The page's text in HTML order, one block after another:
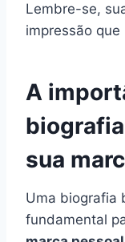
Lembre-se,
impressão
A
sua
Uma biografia
fundamental